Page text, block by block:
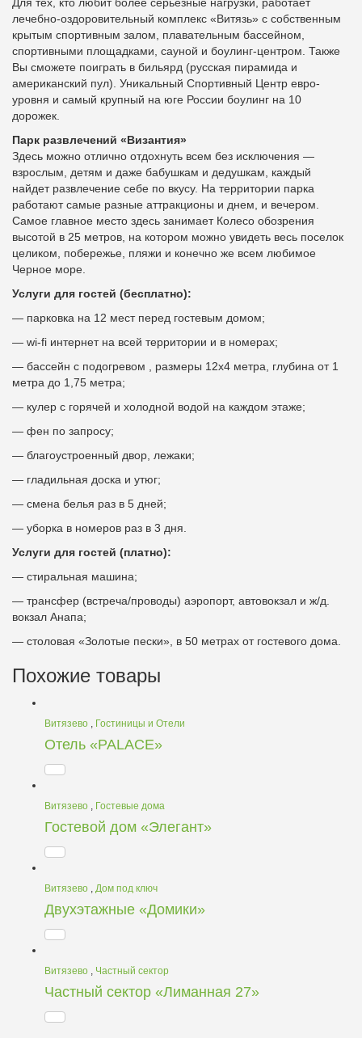
лечебно-оздоровительный комплекс «Витязь» с собственным
крытым спортивным залом, плавательным бассейном,
спортивными площадками, сауной и боулинг-центром. Также
Вы сможете поиграть в бильярд (русская пирамида и
американский пул). Уникальный Спортивный Центр евро-
уровня и самый крупный на юге России боулинг на 10
дорожек.
Парк развлечений «Византия»
Здесь можно отлично отдохнуть всем без исключения —
взрослым, детям и даже бабушкам и дедушкам, каждый
найдет развлечение себе по вкусу. На территории парка
работают самые разные аттракционы и днем, и вечером.
Самое главное место здесь занимает Колесо обозрения
высотой в 25 метров, на котором можно увидеть весь поселок
целиком, побережье, пляжи и конечно же всем любимое
Черное море.
Услуги для гостей (бесплатно):
— парковка на 12 мест перед гостевым домом;
— wi-fi интернет на всей территории и в номерах;
— бассейн с подогревом , размеры 12х4 метра, глубина от 1
метра до 1,75 метра;
— кулер с горячей и холодной водой на каждом этаже;
— фен по запросу;
— благоустроенный двор, лежаки;
— гладильная доска и утюг;
— смена белья раз в 5 дней;
— уборка в номеров раз в 3 дня.
Услуги для гостей (платно):
— стиральная машина;
— трансфер (встреча/проводы) аэропорт, автовокзал и ж/д.
вокзал Анапа;
— столовая «Золотые пески», в 50 метрах от гостевого дома.
Похожие товары
Витязево , Гостиницы и Отели
Отель «PALACE»
Витязево , Гостевые дома
Гостевой дом «Элегант»
Витязево , Дом под ключ
Двухэтажные «Домики»
Витязево , Частный сектор
Частный сектор «Лиманная 27»